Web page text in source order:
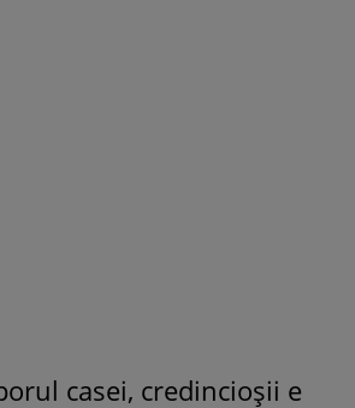
casei, credincioșii e